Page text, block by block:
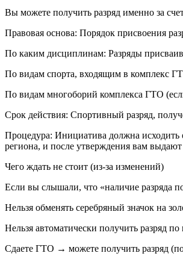
Вы можете получить разряд именно за
Правовая основа: Порядок присвоения
По каким дисциплинам: Разряды
По видам спорта, входящим в комплекс
По видам многоборий комплекса ГТО
Срок действия: Спортивный разряд,
Процедура: Инициатива должна исходить
региона, и после утверждения вам
Чего ждать не стоит (из-за изменений)
Если вы слышали, что «наличие разряда
Нельзя обменять серебряный значок на
Нельзя автоматически получить разряд
Сдаете ГТО → можете получить разряд